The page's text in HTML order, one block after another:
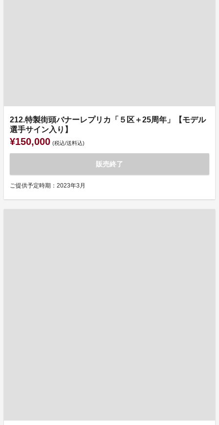
212.特製街頭バナーレプリカ「５区＋25周年」【モデル
選手サイン入り】
¥150,000 (税込/送料込)
販売終了
ご提供予定時期：2023年3月